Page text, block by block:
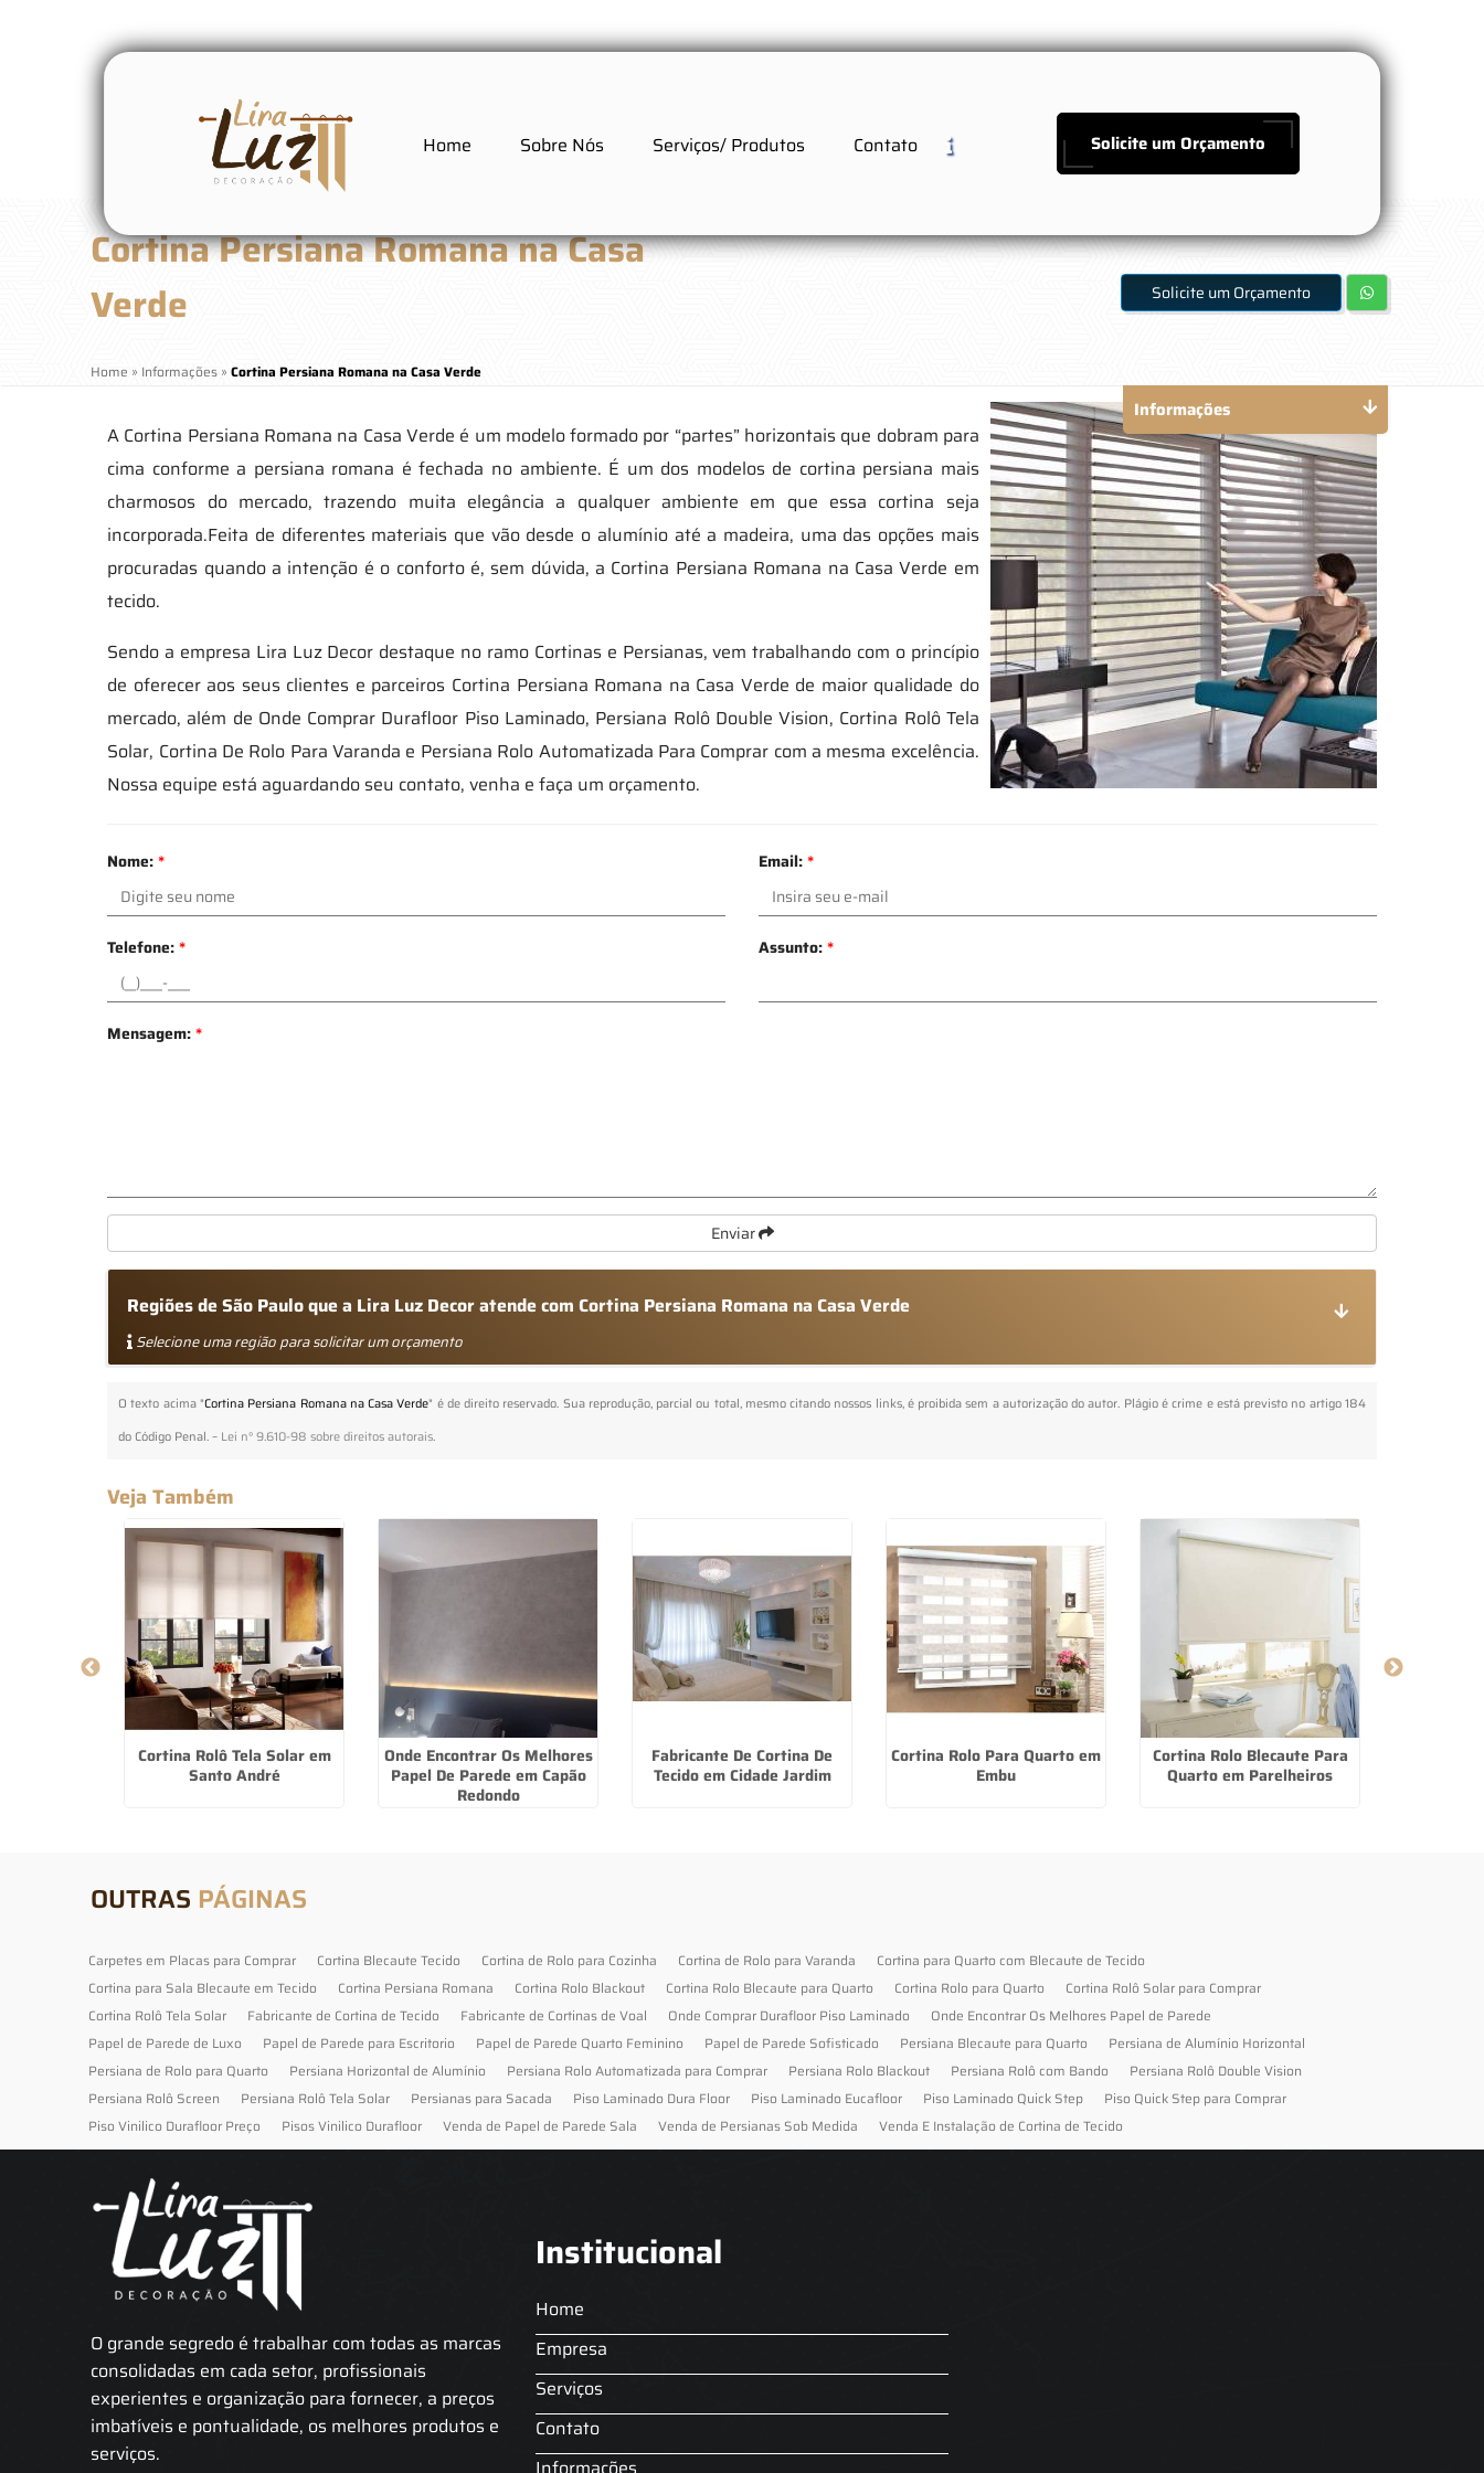
Home Sobre Nós Serviços/ Produtos Contato Solicite um Orçamento
Cortina Persiana Romana na Casa
Verde
Home » Informações »Cortina Persiana Romana na Casa Verde
Solicite um Orçamento
A Cortina Persiana Romana na Casa Verde é um modelo formado por “partes” horizontais que dobram para
cima conforme a persiana romana é fechada no ambiente. É um dos modelos de cortina persiana mais
charmosos do mercado, trazendo muita elegância a qualquer ambiente em que essa cortina seja
incorporada.Feita de diferentes materiais que vão desde o alumínio até a madeira, uma das opções mais
procuradas quando a intenção é o conforto é, sem dúvida, a Cortina Persiana Romana na Casa Verde em
tecido.
Sendo a empresa Lira Luz Decor destaque no ramo Cortinas e Persianas, vem trabalhando com o princípio
de oferecer aos seus clientes e parceiros Cortina Persiana Romana na Casa Verde de maior qualidade do
mercado, além de Onde Comprar Durafloor Piso Laminado, Persiana Rolô Double Vision, Cortina Rolô Tela
Solar, Cortina De Rolo Para Varanda e Persiana Rolo Automatizada Para Comprar com a mesma excelência.
Nossa equipe está aguardando seu contato, venha e faça um orçamento.
Nome:* Email:*
Telefone:* Assunto:*
Mensagem:*
Enviar
Regiões de São Paulo que a Lira Luz Decor atende com Cortina Persiana Romana na Casa Verde
Selecione uma região para solicitar um orçamento
O texto acima "Cortina Persiana Romana na Casa Verde" é de direito reservado. Sua reprodução, parcial ou total, mesmo citando nossos links, é proibida sem a autorização do autor. Plágio é crime e está previsto no artigo 184
do Código Penal. – Lei n° 9.610-98 sobre direitos autorais.
Informações
Veja Também
Cortina Rolô Tela Solar em
Santo André
Onde Encontrar Os Melhores
Papel De Parede em Capão
Redondo
Fabricante De Cortina De
Tecido em Cidade Jardim
Cortina Rolo Para Quarto em
Embu
Cortina Rolo Blecaute Para
Quarto em Parelheiros
OUTRAS PÁGINAS
Carpetes em Placas para Comprar Cortina Blecaute Tecido Cortina de Rolo para Cozinha Cortina de Rolo para Varanda
Cortina para Quarto com Blecaute de Tecido
Cortina para Sala Blecaute em Tecido
Cortina Persiana Romana Cortina Rolo Blackout Cortina Rolo Blecaute para Quarto Cortina Rolo para Quarto
Cortina Rolô Solar para Comprar
Cortina Rolô Tela Solar
Fabricante de Cortina de Tecido Fabricante de Cortinas de Voal Onde Comprar Durafloor Piso Laminado
Onde Encontrar Os Melhores Papel de Parede
Papel de Parede de Luxo
Papel de Parede para Escritorio Papel de Parede Quarto Feminino Papel de Parede Sofisticado Persiana Blecaute para Quarto
Persiana de Alumínio Horizontal
Persiana de Rolo para Quarto
Persiana Horizontal de Alumínio Persiana Rolo Automatizada para Comprar Persiana Rolo Blackout Persiana Rolô com Bando
Persiana Rolô Double Vision
Persiana Rolô Screen
Persiana Rolô Tela Solar Persianas para Sacada Piso Laminado Dura Floor Piso Laminado Eucafloor Piso Laminado Quick Step
Piso Quick Step para Comprar
Piso Vinilico Durafloor Preço
Pisos Vinilico Durafloor Venda de Papel de Parede Sala Venda de Persianas Sob Medida Venda E Instalação de Cortina de Tecido
O grande segredo é trabalhar com todas as marcas
consolidadas em cada setor, profissionais
experientes e organização para fornecer, a preços
imbatíveis e pontualidade, os melhores produtos e
serviços.
Institucional
Home
Empresa
Serviços
Contato